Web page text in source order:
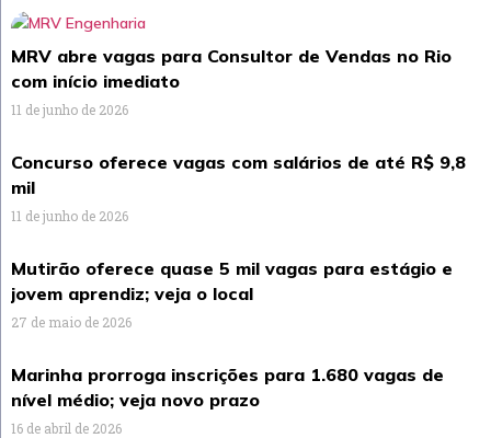
MRV abre vagas para Consultor de Vendas no Rio
com início imediato
11 de junho de 2026
Concurso oferece vagas com salários de até R$ 9,8
mil
11 de junho de 2026
Mutirão oferece quase 5 mil vagas para estágio e
jovem aprendiz; veja o local
27 de maio de 2026
Marinha prorroga inscrições para 1.680 vagas de
nível médio; veja novo prazo
16 de abril de 2026